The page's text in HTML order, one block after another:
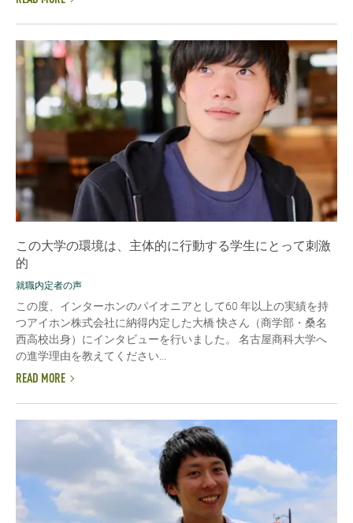
この大学の環境は、主体的に行動する学生にとって刺激
的
就職内定者の声
この度、インターホンのパイオニアとして60 年以上の実績を持
つアイホン株式会社に納得内定した大橋 快さん（商学部・桑名
西高校出身）にインタビューを行いました。 名古屋商科大学へ
の進学理由を教えてください...
READ MORE